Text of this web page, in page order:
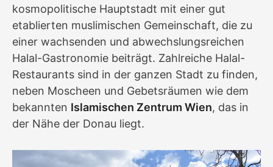
kosmopolitische Hauptstadt mit einer gut
etablierten muslimischen Gemeinschaft, die zu
einer wachsenden und abwechslungsreichen
Halal-Gastronomie beiträgt. Zahlreiche Halal-
Restaurants sind in der ganzen Stadt zu finden,
neben Moscheen und Gebetsräumen wie dem
bekannten Islamischen Zentrum Wien, das in
der Nähe der Donau liegt.